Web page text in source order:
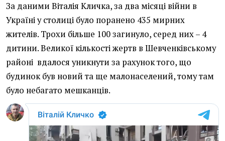
За даними Віталія Кличка, за два місяці війни в
Україні у столиці було поранено 435 мирних
жителів. Трохи більше 100 загинуло, серед них – 4
дитини. Великої кількості жертв в Шевченківському
районі вдалося уникнути за рахунок того, що
будинок був новий та ще малонаселений, тому там
було небагато мешканців.